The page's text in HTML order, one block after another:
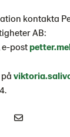
kontakta
AB:
e-post